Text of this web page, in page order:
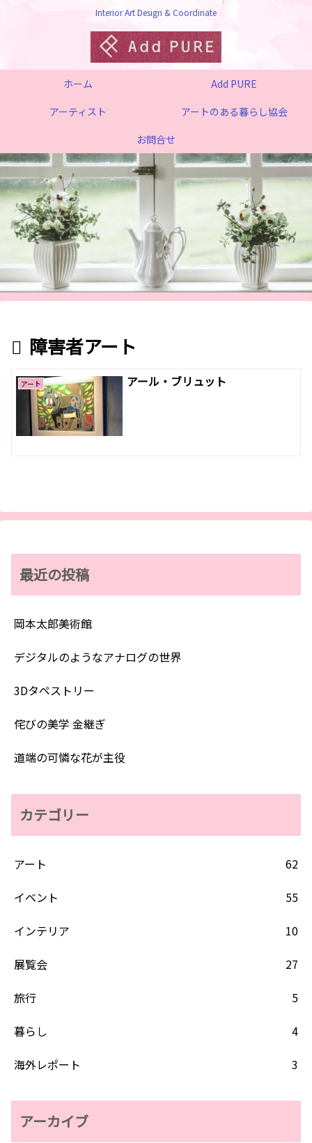
Interior Art Design & Coordinate
ホーム
Add PURE
アーティスト
アートのある暮らし協会
お問合せ
障害者アート
アート アール・ブリュット
最近の投稿
岡本太郎美術館
デジタルのようなアナログの世界
3Dタペストリー
侘びの美学 金継ぎ
道端の可憐な花が主役
カテゴリー
アート
62
イベント
55
インテリア
10
展覧会
27
旅行
5
暮らし
4
海外レポート
3
アーカイブ